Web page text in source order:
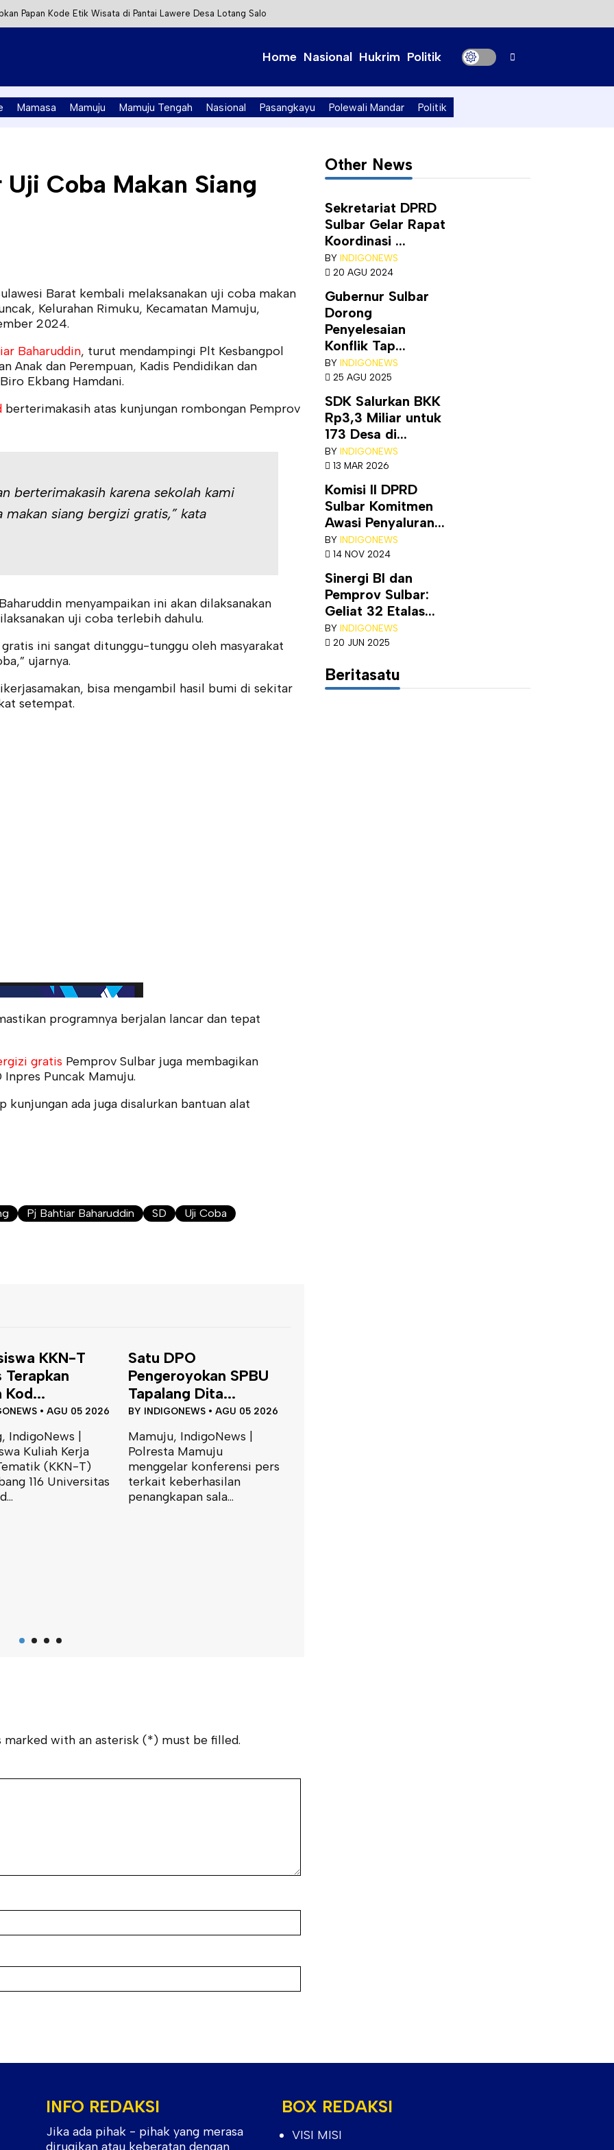
Papan Kode Etik Wisata di Pantai Lawere Desa Lotang Salo
Mamuju Soroti Kejanggalan Kasus Tambang Emas Ilegal
Home Nasional Hukrim Politik
Mamasa Mamuju Mamuju Tengah Nasional Pasangkayu Polewali Mandar Politik
Coba Makan Siang
Barat kembali melaksanakan uji coba makan
Kelurahan Rimuku, Kecamatan Mamuju,
2024.
Baharuddin, turut mendampingi Plt Kesbangpol
Anak dan Perempuan, Kadis Pendidikan dan
Ekbang Hamdani.
berterimakasih atas kunjungan rombongan Pemprov
berterimakasih karena sekolah kami
siang bergizi gratis,” kata
menyampaikan ini akan dilaksanakan
uji coba terlebih dahulu.
ini sangat ditunggu-tunggu oleh masyarakat
ujarnya.
bisa mengambil hasil bumi di sekitar
setempat.
programnya berjalan lancar dan tepat
gratis Pemprov Sulbar juga membagikan
Puncak Mamuju.
kunjungan ada juga disalurkan bantuan alat
Pj Bahtiar Baharuddin SD Uji Coba
SPBU
Dita...
•AGU 05 2026
IndigoNews |
Mamuju
konferensi pers
sala...
Dinas ESDM Sulbar
Siap Perkuat
Integrasi...
BYINDIGONEWS •JUL 31 2026
Mamuju, IndigoNews |
Kepala Bidang Geologi dan
Air Tanah Dinas Energi dan
Sumber Daya Mineral
(ESDM)...
with an asterisk (*) must be filled.
Other News
Sekretariat DPRD
Sulbar Gelar Rapat
Koordinasi ...
BY INDIGONEWS
20 AGU 2024
Gubernur Sulbar
Dorong
Penyelesaian
Konflik Tap...
BY INDIGONEWS
25 AGU 2025
SDK Salurkan BKK
Rp3,3 Miliar untuk
173 Desa di...
BY INDIGONEWS
13 MAR 2026
Komisi II DPRD
Sulbar Komitmen
Awasi Penyaluran...
BY INDIGONEWS
14 NOV 2024
Sinergi BI dan
Pemprov Sulbar:
Geliat 32 Etalas...
BY INDIGONEWS
20 JUN 2025
Beritasatu
INFO REDAKSI
Jika ada pihak - pihak yang merasa
dirugikan atau keberatan dengan
BOX REDAKSI
VISI MISI